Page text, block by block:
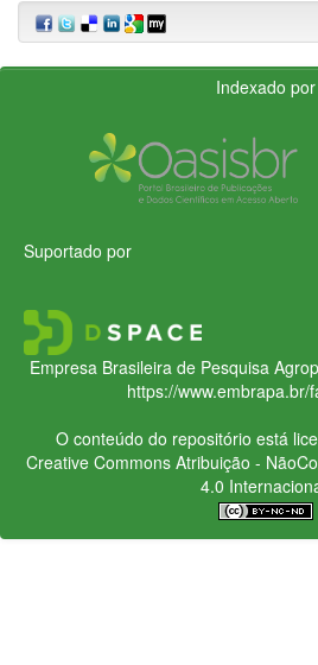
Indexado por
Suportado por
Empresa Brasileira de Pesquisa
https://www.embrapa.br/
O conteúdo do repositório está
Creative CommonsAtribuição -
4.0